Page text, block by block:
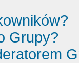
Grupy?